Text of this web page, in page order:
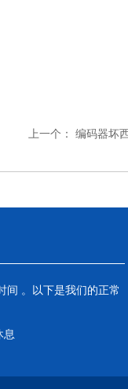
上一个： 编码器坏
间 。以下是我们的正常
息